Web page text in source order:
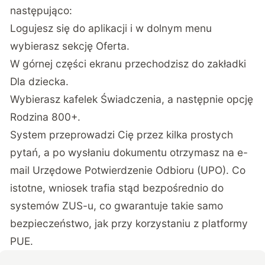
następująco:
Logujesz się do aplikacji i w dolnym menu
wybierasz sekcję Oferta.
W górnej części ekranu przechodzisz do zakładki
Dla dziecka.
Wybierasz kafelek Świadczenia, a następnie opcję
Rodzina 800+.
System przeprowadzi Cię przez kilka prostych
pytań, a po wysłaniu dokumentu otrzymasz na e-
mail Urzędowe Potwierdzenie Odbioru (UPO). Co
istotne, wniosek trafia stąd bezpośrednio do
systemów ZUS-u, co gwarantuje takie samo
bezpieczeństwo, jak przy korzystaniu z platformy
PUE.